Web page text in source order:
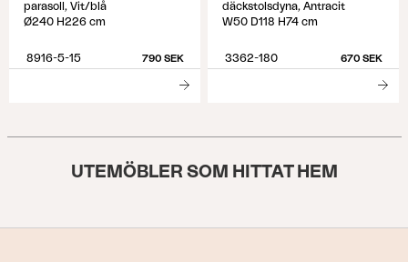
parasoll, Vit/blå
Ø240 H226 cm
8916-5-15 790 SEK
däckstolsdyna, Antracit
W50 D118 H74 cm
3362-180 670 SEK
UTEMÖBLER SOM HITTAT HEM